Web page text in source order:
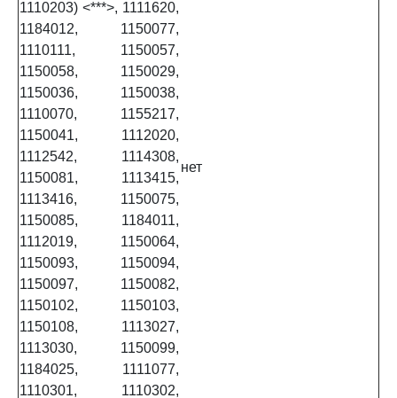
1110203) <***>, 1111620,
1184012, 1150077,
1110111, 1150057,
1150058, 1150029,
1150036, 1150038,
1110070, 1155217,
1150041, 1112020,
1112542, 1114308,
1150081, 1113415,
1113416, 1150075,
1150085, 1184011,
1112019, 1150064,
1150093, 1150094,
1150097, 1150082,
1150102, 1150103,
1150108, 1113027,
1113030, 1150099,
1184025, 1111077,
1110301, 1110302,
нет